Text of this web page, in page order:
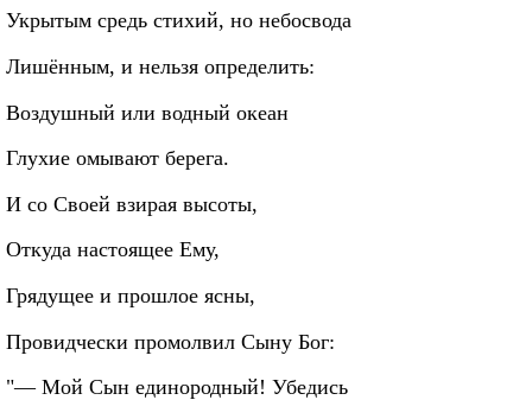
Укрытым средь стихий, но небосвода
Лишённым, и нельзя определить:
Воздушный или водный океан
Глухие омывают берега.
И со Своей взирая высоты,
Откуда настоящее Ему,
Грядущее и прошлое ясны,
Провидчески промолвил Сыну Бог:
"— Мой Сын единородный! Убедись